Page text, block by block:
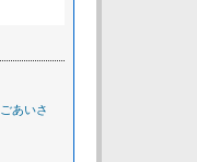
ごあいさ